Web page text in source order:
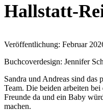
Hallstatt-
Veröffentlichung: Februar
Buchcoverdesign: Jennifer
Sandra und Andreas sind das
Team. Die beiden arbeiten
Freunde da und ein Baby
machen.